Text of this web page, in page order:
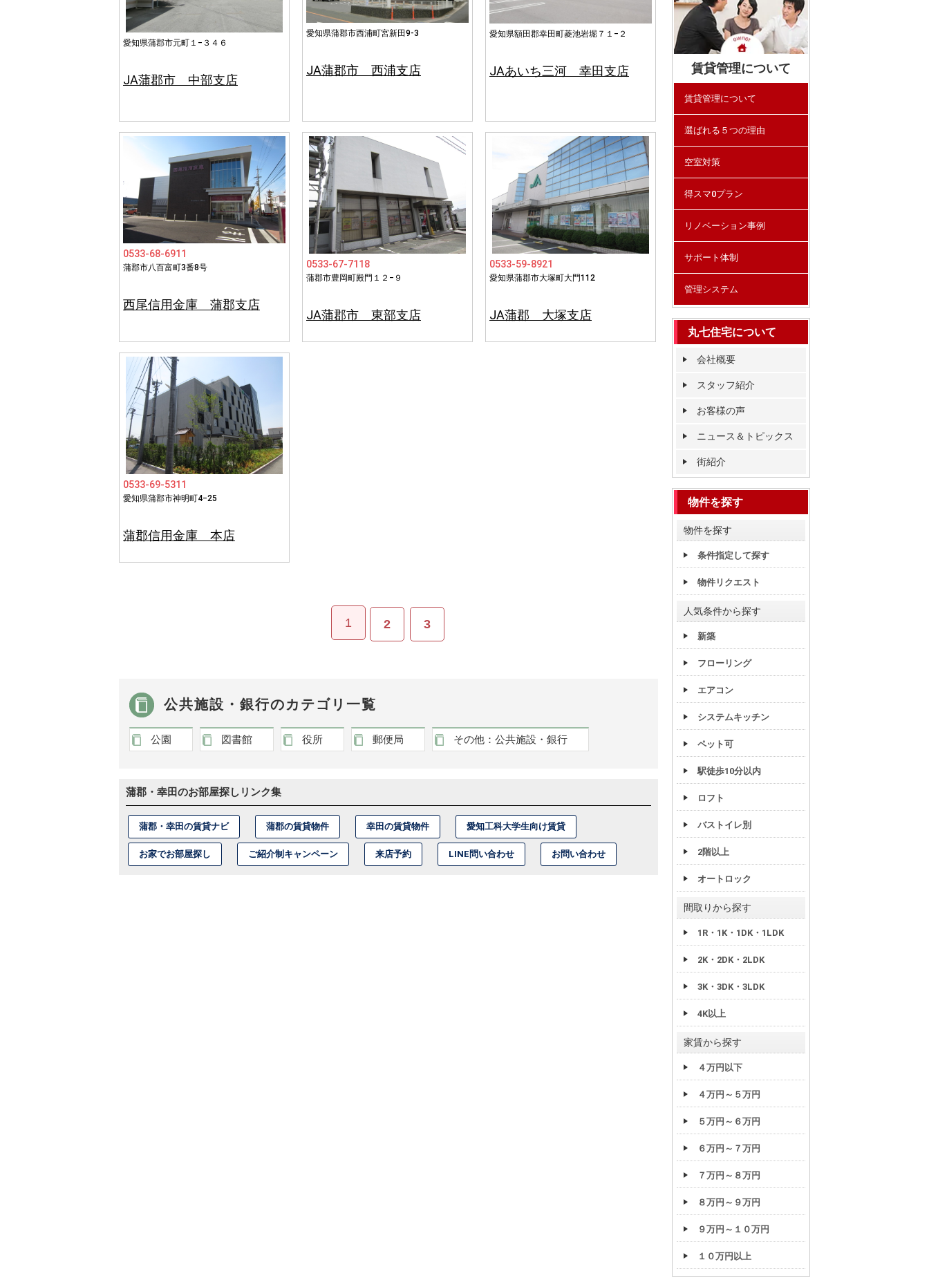
愛知県蒲郡市元町１−３４６
JA蒲郡市 中部支店
愛知県蒲郡市西浦町宮新田9‐3
JA蒲郡市 西浦支店
愛知県額田郡幸田町菱池岩堀７１−２
JAあいち三河 幸田支店
0533-68-6911
蒲郡市八百富町3番8号
西尾信用金庫 蒲郡支店
0533-67-7118
蒲郡市豊岡町殿門１２−９
JA蒲郡市 東部支店
0533-59-8921
愛知県蒲郡市大塚町大門112
JA蒲郡 大塚支店
0533-69-5311
愛知県蒲郡市神明町4−25
蒲郡信用金庫 本店
1 2 3
公共施設・銀行のカテゴリ一覧
公園 図書館 役所 郵便局 その他：公共施設・銀行
蒲郡・幸田のお部屋探しリンク集
蒲郡・幸田の賃貸ナビ 蒲郡の賃貸物件 幸田の賃貸物件 愛知工科大学生向け賃貸
お家でお部屋探し ご紹介制キャンペーン 来店予約 LINE問い合わせ お問い合わせ
賃貸管理について
賃貸管理について
選ばれる５つの理由
空室対策
得スマ0プラン
リノベーション事例
サポート体制
管理システム
丸七住宅について
会社概要
スタッフ紹介
お客様の声
ニュース＆トピックス
街紹介
物件を探す
物件を探す
条件指定して探す
物件リクエスト
人気条件から探す
新築
フローリング
エアコン
システムキッチン
ペット可
駅徒歩10分以内
ロフト
バストイレ別
2階以上
オートロック
間取りから探す
1R・1K・1DK・1LDK
2K・2DK・2LDK
3K・3DK・3LDK
4K以上
家賃から探す
４万円以下
４万円～５万円
５万円～６万円
６万円～７万円
７万円～８万円
８万円～９万円
９万円～１０万円
１０万円以上